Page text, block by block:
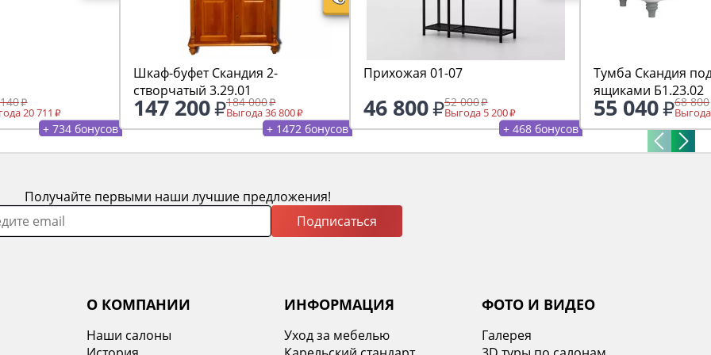
20 711
+ 734 бонусов
Шкаф-буфет Скандия 2-
створчатый 3.29.01
147 200 184 000
Выгода 36 800
+ 1472 бонусов
Прихожая 01-07
46 800 52 000
Выгода 5 200
+ 468 бонусов
Тумба Скандия
ящиками Б1.23.02
55 040 68 800
Получайте первыми наши лучшие предложения!
Подписаться
О КОМПАНИИ
Наши салоны
ИНФОРМАЦИЯ
Уход за мебелью
ФОТО И ВИДЕО
Галерея